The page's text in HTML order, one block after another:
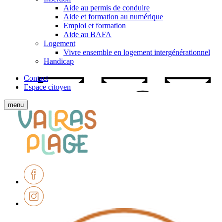
Aide au permis de conduire
Aide et formation au numérique
Emploi et formation
Aide au BAFA
Logement
Vivre ensemble en logement intergénérationnel
Handicap
Contact
Espace citoyen
Afficher
le
menu
mobile
menu